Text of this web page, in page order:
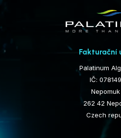
Fakturační
Palatinum
IČ:
Nepomuk
262 42
Czech